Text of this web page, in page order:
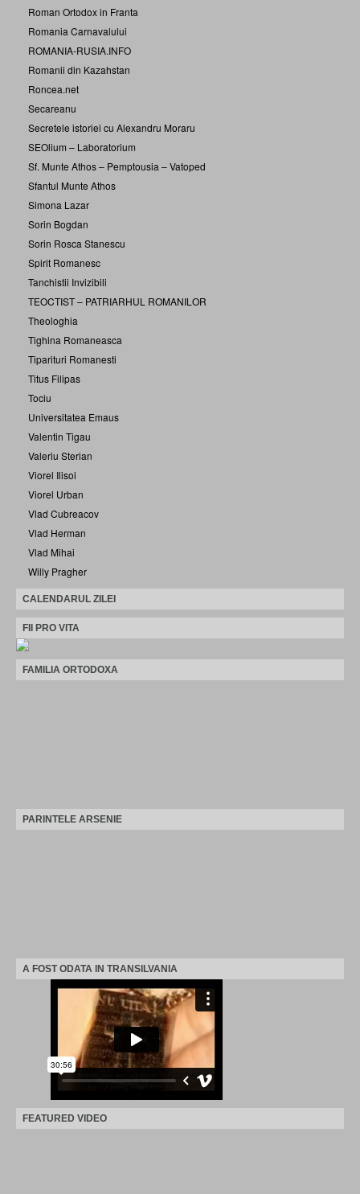
Roman Ortodox in Franta
Romania Carnavalului
ROMANIA-RUSIA.INFO
Romanii din Kazahstan
Roncea.net
Secareanu
Secretele istoriei cu Alexandru Moraru
SEOlium – Laboratorium
Sf. Munte Athos – Pemptousia – Vatoped
Sfantul Munte Athos
Simona Lazar
Sorin Bogdan
Sorin Rosca Stanescu
Spirit Romanesc
Tanchistii Invizibili
TEOCTIST – PATRIARHUL ROMANILOR
Theologhia
Tighina Romaneasca
Tiparituri Romanesti
Titus Filipas
Tociu
Universitatea Emaus
Valentin Tigau
Valeriu Sterian
Viorel Ilisoi
Viorel Urban
Vlad Cubreacov
Vlad Herman
Vlad Mihai
Willy Pragher
CALENDARUL ZILEI
FII PRO VITA
FAMILIA ORTODOXA
PARINTELE ARSENIE
A FOST ODATA IN TRANSILVANIA
FEATURED VIDEO